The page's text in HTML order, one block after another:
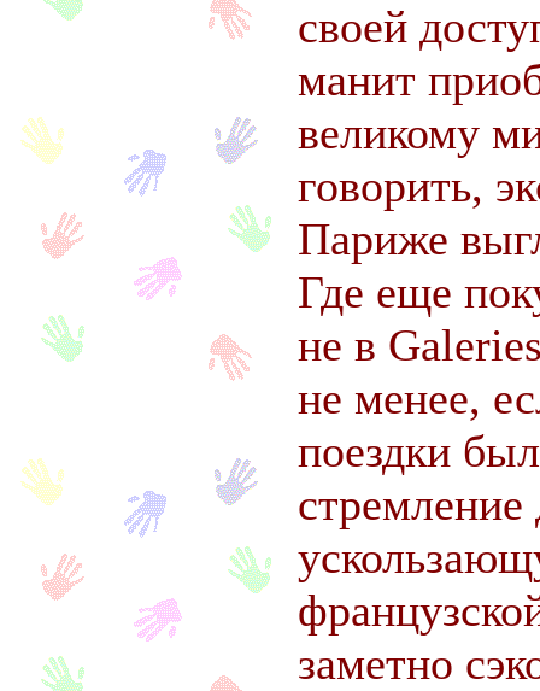
своей
манит
великому
говорить,
Париже
Где еще
не в
не менее,
поездки
стремление
заметно